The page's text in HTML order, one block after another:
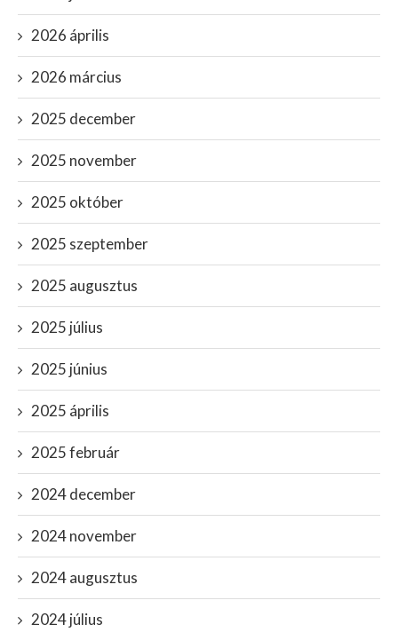
2026 április
2026 március
2025 december
2025 november
2025 október
2025 szeptember
2025 augusztus
2025 július
2025 június
2025 április
2025 február
2024 december
2024 november
2024 augusztus
2024 július